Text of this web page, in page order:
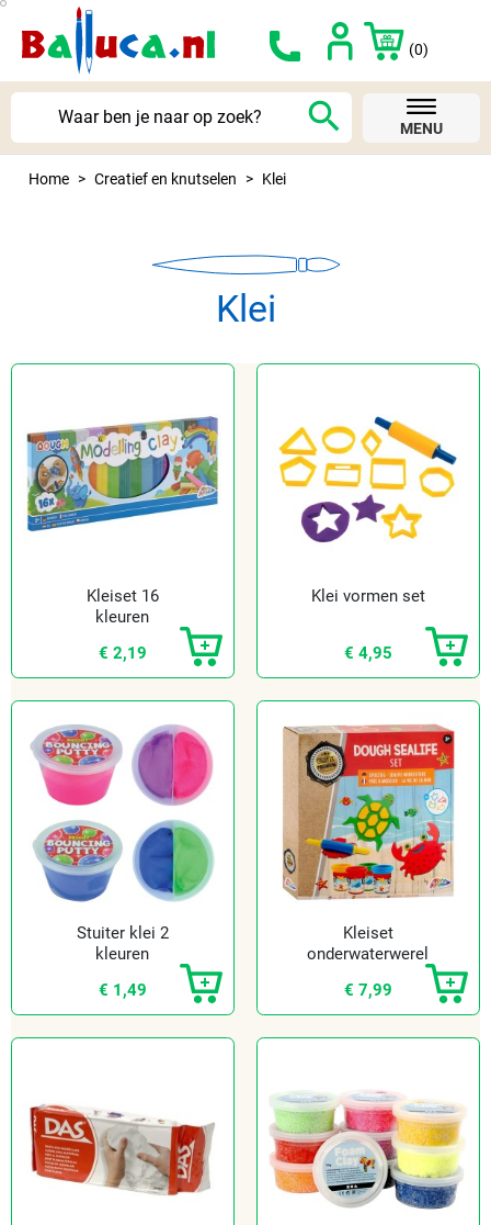
(0)
search MENU
Home Creatief en knutselen Klei
Klei
Kleiset 16
kleuren
€ 2,19
Klei vormen set
€ 4,95
Stuiter klei 2
kleuren
€ 1,49
Kleiset
onderwaterwerel
€ 7,99